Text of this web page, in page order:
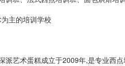
主的培训学校
艺术蛋糕成立于2009年,是专业西